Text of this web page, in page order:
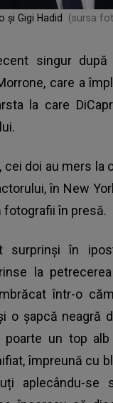
și Gigi Hadid (sursa
singur după
care a
la care
, cei doi au mers la
în New
fotografii în presă.
în
la
într-o
o șapcă neagră
un top alb
împreună cu
aplecându-se